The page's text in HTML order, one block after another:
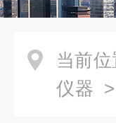
当前位
仪器 >